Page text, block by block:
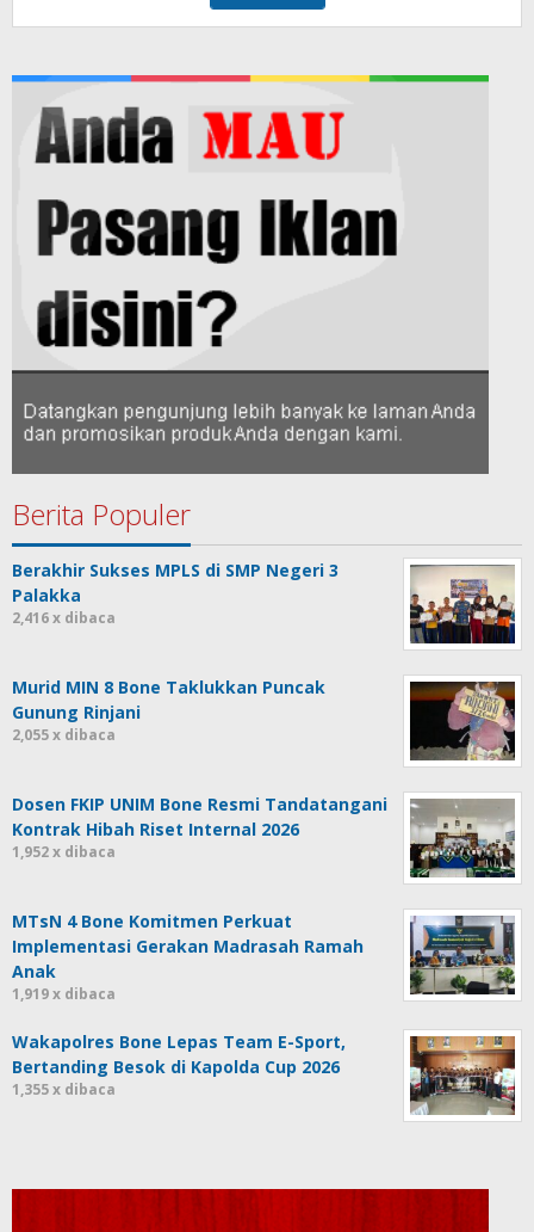
Berita Populer
Berakhir Sukses MPLS di SMP Negeri 3
Palakka
2,416 x dibaca
Murid MIN 8 Bone Taklukkan Puncak
Gunung Rinjani
2,055 x dibaca
Dosen FKIP UNIM Bone Resmi Tandatangani
Kontrak Hibah Riset Internal 2026
1,952 x dibaca
MTsN 4 Bone Komitmen Perkuat
Implementasi Gerakan Madrasah Ramah
Anak
1,919 x dibaca
Wakapolres Bone Lepas Team E-Sport,
Bertanding Besok di Kapolda Cup 2026
1,355 x dibaca